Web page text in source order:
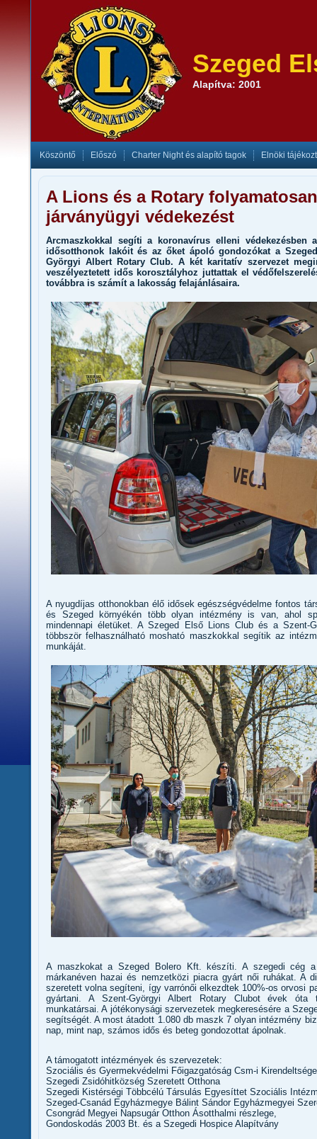
Szeged
Alapítva: 2001
Köszöntő Előszó Charter Night és alapító tagok Elnöki
A Lions és a Rotary
járványügyi védekezést
Arcmaszkokkal segíti a koronavírus elleni védekezésben
idősotthonok lakóit és az őket ápoló gondozókat a
Györgyi Albert Rotary Club. A két karitatív szervezet
veszélyeztetett idős korosztályhoz juttattak el
továbbra is számít a lakosság felajánlásaira.
A nyugdíjas otthonokban élő idősek egészségvédelme fontos
és Szeged környékén több olyan intézmény is van, ahol
mindennapi életüket. A Szeged Első Lions Club és a Szent-
többször felhasználható mosható maszkokkal segítik az
munkáját.
A maszkokat a Szeged Bolero Kft. készíti. A szegedi cég
márkanéven hazai és nemzetközi piacra gyárt női ruhákat. A
szeretett volna segíteni, így varrónői elkezdtek 100%-os orvosi
gyártani. A Szent-Györgyi Albert Rotary Clubot évek óta
munkatársai. A jótékonysági szervezetek megkeresésére a
segítségét. A most átadott 1.080 db maszk 7 olyan intézmény
nap, mint nap, számos idős és beteg gondozottat ápolnak.
A támogatott intézmények és szervezetek:
Szociális és Gyermekvédelmi Főigazgatóság Csm-i
Szegedi Zsidóhitközség Szeretett Otthona
Szegedi Kistérségi Többcélú Társulás Egyesíttet Szociális
Szeged-Csanád Egyházmegye Bálint Sándor Egyházmegyei
Csongrád Megyei Napsugár Otthon Ásotthalmi részlege,
Gondoskodás 2003 Bt. és a Szegedi Hospice Alapítvány